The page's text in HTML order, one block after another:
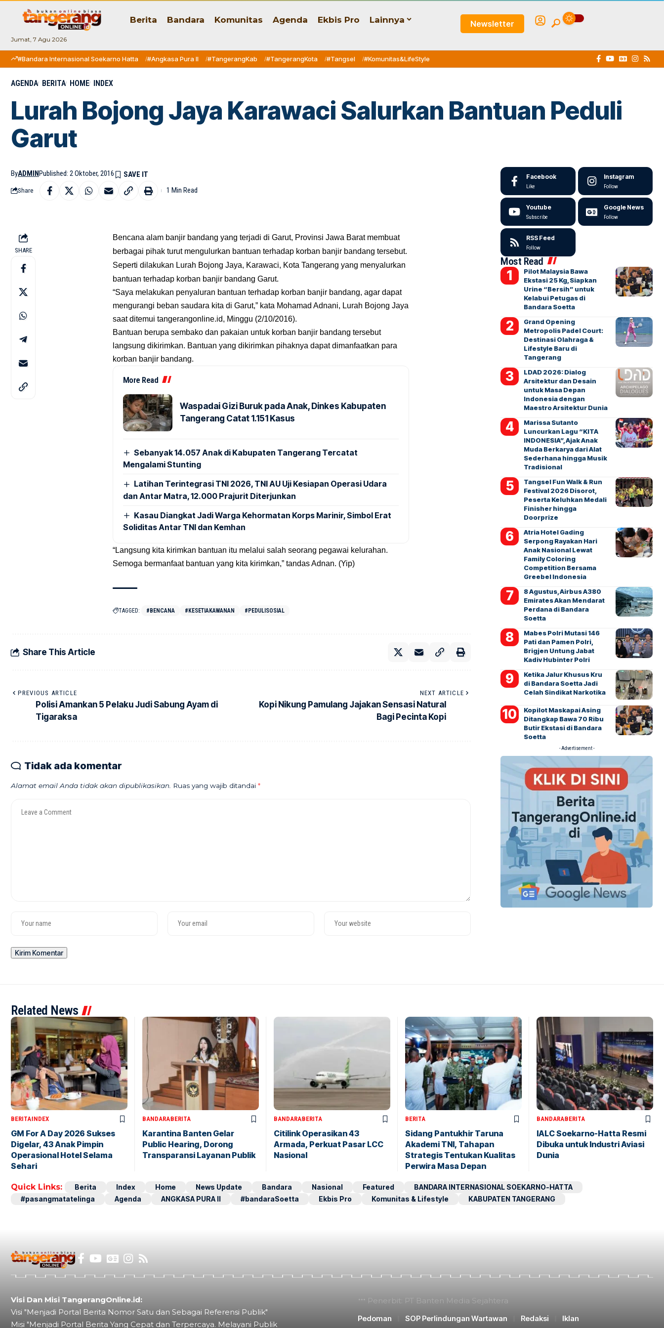
Jumat, 7 Agu 2026
Berita Bandara Komunitas Agenda Ekbis Pro Lainnya Newsletter
#Bandara Internasional Soekarno Hatta #Angkasa Pura II #TangerangKab #TangerangKota #Tangsel #Komunitas&LifeStyle
AGENDA BERITA HOME INDEX
Lurah Bojong Jaya Karawaci Salurkan Bantuan Peduli
Garut
ByADMINPublished: 2 Oktober, 2016
Share 1 Min Read
SHARE
Bencana alam banjir bandang yang terjadi di Garut, Provinsi Jawa Barat membuat
berbagai pihak turut mengulurkan bantuan terhadap korban banjir bandang tersebut.
Seperti dilakukan Lurah Bojong Jaya, Karawaci, Kota Tangerang yang menyalurkan
bantuan terhadap korban banjir bandang Garut.
“Saya melakukan penyaluran bantuan terhadap korban banjir bandang, agar dapat
mengurangi beban saudara kita di Garut,” kata Mohamad Adnani, Lurah Bojong Jaya
saat ditemui tangerangonline.id, Minggu (2/10/2016).
Bantuan berupa sembako dan pakaian untuk korban banjir bandang tersebut
langsung dikirimkan. Bantuan yang dikirimkan pihaknya dapat dimanfaatkan para
korban banjir bandang.
More Read
Waspadai Gizi Buruk pada Anak, Dinkes Kabupaten
Tangerang Catat 1.151 Kasus
Sebanyak 14.057 Anak di Kabupaten Tangerang Tercatat
Mengalami Stunting
Latihan Terintegrasi TNI 2026, TNI AU Uji Kesiapan Operasi Udara
dan Antar Matra, 12.000 Prajurit Diterjunkan
Kasau Diangkat Jadi Warga Kehormatan Korps Marinir, Simbol Erat
Soliditas Antar TNI dan Kemhan
“Langsung kita kirimkan bantuan itu melalui salah seorang pegawai kelurahan.
Semoga bermanfaat bantuan yang kita kirimkan,” tandas Adnan. (Yip)
TAGGED: #BENCANA #KESETIAKAWANAN #PEDULISOSIAL
Share This Article
PREVIOUS ARTICLE
Polisi Amankan 5 Pelaku Judi Sabung Ayam di
Tigaraksa
NEXT ARTICLE
Kopi Nikung Pamulang Jajakan Sensasi Natural
Bagi Pecinta Kopi
Tidak ada komentar
Alamat email Anda tidak akan dipublikasikan. Ruas yang wajib ditandai *
Facebook
Like
Instagram
Follow
Youtube
Subscribe
Google News
Follow
RSS Feed
Follow
Most Read
Pilot Malaysia Bawa
Ekstasi 25 Kg, Siapkan
Urine “Bersih” untuk
Kelabui Petugas di
Bandara Soetta
Grand Opening
Metropolis Padel Court:
Destinasi Olahraga &
Lifestyle Baru di
Tangerang
LDAD 2026: Dialog
Arsitektur dan Desain
untuk Masa Depan
Indonesia dengan
Maestro Arsitektur Dunia
Marissa Sutanto
Luncurkan Lagu “KITA
INDONESIA”, Ajak Anak
Muda Berkarya dari Alat
Sederhana hingga Musik
Tradisional
Tangsel Fun Walk & Run
Festival 2026 Disorot,
Peserta Keluhkan Medali
Finisher hingga
Doorprize
Atria Hotel Gading
Serpong Rayakan Hari
Anak Nasional Lewat
Family Coloring
Competition Bersama
Greebel Indonesia
8 Agustus, Airbus A380
Emirates Akan Mendarat
Perdana di Bandara
Soetta
Mabes Polri Mutasi 146
Pati dan Pamen Polri,
Brigjen Untung Jabat
Kadiv Hubinter Polri
Ketika Jalur Khusus Kru
di Bandara Soetta Jadi
Celah Sindikat Narkotika
Kopilot Maskapai Asing
Ditangkap Bawa 70 Ribu
Butir Ekstasi di Bandara
Soetta
- Advertisement -
Related News
BERITAINDEX
GM For A Day 2026 Sukses
Digelar, 43 Anak Pimpin
Operasional Hotel Selama
Sehari
BANDARABERITA
Karantina Banten Gelar
Public Hearing, Dorong
Transparansi Layanan Publik
BANDARABERITA
Citilink Operasikan 43
Armada, Perkuat Pasar LCC
Nasional
BERITA
Sidang Pantukhir Taruna
Akademi TNI, Tahapan
Strategis Tentukan Kualitas
Perwira Masa Depan
BANDARABERITA
IALC Soekarno-Hatta Resmi
Dibuka untuk Industri Aviasi
Dunia
Quick Links: Berita Index Home News Update Bandara Nasional Featured
BANDARA INTERNASIONAL SOEKARNO-HATTA
#pasangmatatelinga
Agenda ANGKASA PURA II #bandaraSoetta Ekbis Pro Komunitas & Lifestyle KABUPATEN TANGERANG
Visi Dan Misi TangerangOnline.id:
Visi "Menjadi Portal Berita Nomor Satu dan Sebagai Referensi Publik"
Misi "Menjadi Portal Berita Yang Cepat dan Terpercaya. Melayani Publik
Penerbit: PT Banten Media Sejahtera
Pedoman
SOP Perlindungan Wartawan Redaksi Iklan